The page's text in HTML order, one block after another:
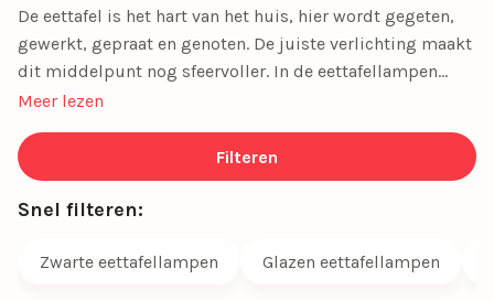
De eettafel is het hart van het huis, hier wordt gegeten,
gewerkt, gepraat en genoten. De juiste verlichting maakt
dit middelpunt nog sfeervoller. In de eettafellampen
aanbiedingen van Straluma vind je stijlvolle lampen die
houdt van strak modern, warm landelijk of industrieel
stoer, er is altijd een eettafellamp die perfect bij jouw
interieur past.
Meer lezen
Filteren
Snel filteren:
Zwarte eettafellampen Glazen eettafellampen